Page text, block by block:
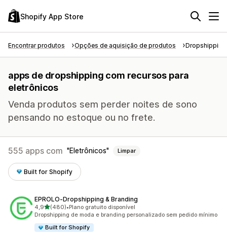
Shopify App Store
Encontrar produtos Opções de aquisição de produtos Dropshipping
apps de dropshipping com recursos para
eletrônicos
Venda produtos sem perder noites de sono
pensando no estoque ou no frete.
555 apps com Eletrônicos Limpar
Built for Shopify
EPROLO‑Dropshipping & Branding
4,9de 5 estrelas
(480)
480 avaliações ao todo
•Plano gratuito disponível
Dropshipping de moda e branding personalizado sem pedido mínimo
Built for Shopify